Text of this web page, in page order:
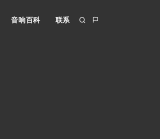
音响百科 联系